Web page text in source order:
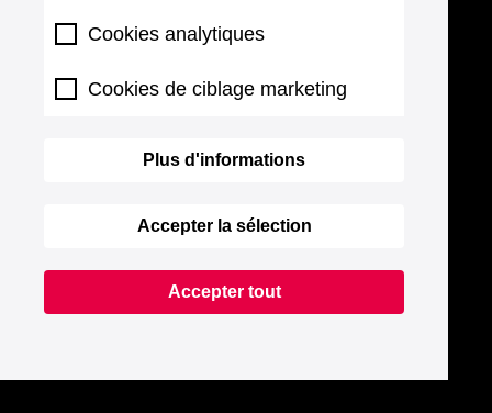
Cookies analytiques
Cookies de ciblage marketing
Plus d'informations
Accepter la sélection
Accepter tout